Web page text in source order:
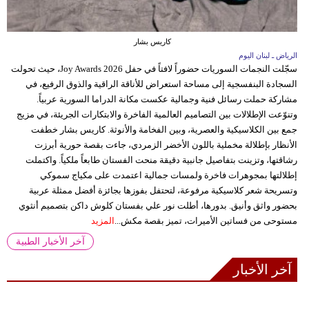
كاريس بشار
الرياض ـ لبنان اليوم
سجّلت النجمات السوريات حضوراً لافتاً في حفل Joy Awards 2026، حيث تحولت
السجادة البنفسجية إلى مساحة استعراض للأناقة الراقية والذوق الرفيع، في
مشاركة حملت رسائل فنية وجمالية عكست مكانة الدراما السورية عربياً.
وتنوّعت الإطلالات بين التصاميم العالمية الفاخرة والابتكارات الجريئة، في مزيج
جمع بين الكلاسيكية والعصرية، وبين الفخامة والأنوثة. كاريس بشار خطفت
الأنظار بإطلالة مخملية باللون الأخضر الزمردي، جاءت بقصة حورية أبرزت
رشاقتها، وتزينت بتفاصيل جانبية دقيقة منحت الفستان طابعاً ملكياً. واكتملت
إطلالتها بمجوهرات فاخرة ولمسات جمالية اعتمدت على مكياج سموكي
وتسريحة شعر كلاسيكية مرفوعة، لتحتفل بفوزها بجائزة أفضل ممثلة عربية
بحضور واثق وأنيق. بدورها، أطلت نور علي بفستان كلوش داكن بتصميم أنثوي
مستوحى من فساتين الأميرات، تميز بقصة مكش...
المزيد
آخر الأخبار الطبية
آخر الأخبار